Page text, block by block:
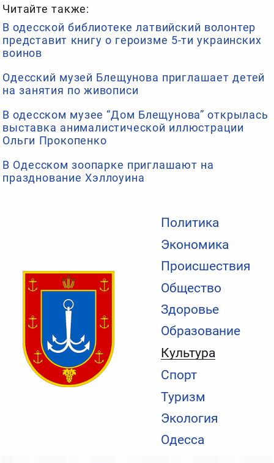
Политика
Экономика
Происшествия
Общество
Здоровье
Образование
Культура
Спорт
Туризм
Экология
Одесса
Читайте также:
В одесской библиотеке латвийский волонтер
представит книгу о героизме 5-ти украинских
воинов
Одесский музей Блещунова приглашает детей
на занятия по живописи
В одесском музее “Дом Блещунова” открылась
выставка анималистической иллюстрации
Ольги Прокопенко
В Одесском зоопарке приглашают на
празднование Хэллоуина